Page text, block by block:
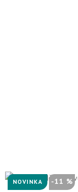
NOVINKA -11 %